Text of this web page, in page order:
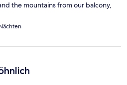
the mountains from our balcony,